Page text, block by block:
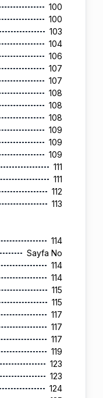
100
100
103
104
106
107
107
108
108
108
109
109
109
111
111
112
113
114
Sayfa No
114
114
115
115
117
117
117
119
123
123
124